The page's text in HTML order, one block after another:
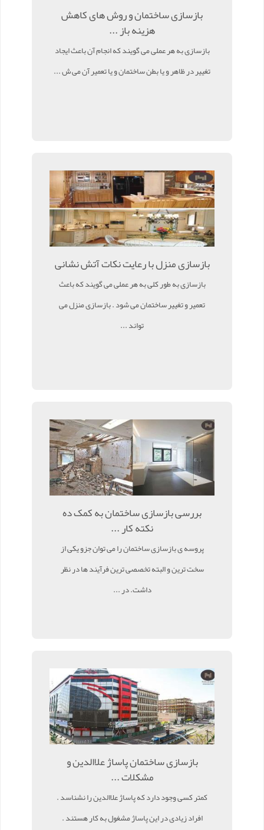
بازسازی ساختمان و روش های کاهش
هزینه باز ...
بازسازی به هر عملی می گویند که انجام آن باعث ایجاد
تغییر در ظاهر و یا بطن ساختمان و یا تعمیر آن می ش ...
بازسازی منزل با رعایت نکات آتش نشانی
بازسازی به طور کلی به هر عملی می گویند که باعث
تعمیر و تغییر ساختمان می شود . بازسازی منزل می
تواند ...
بررسی بازسازی ساختمان به کمک ده
نکته کار ...
پروسه ی بازسازی ساختمان را می توان جزو یکی از
سخت ترین و البته تخصصی ترین فرآیند ها در نظر
داشت. در ...
بازسازی ساختمان پاساژ علاالدین و
مشکلات ...
کمتر کسی وجود دارد که پاساژ علاالدین را نشناسد .
افراد زیادی در این پاساژ مشغول به کار هستند .